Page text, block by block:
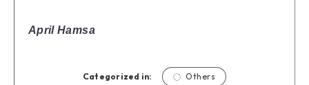
April Hamsa
Categorized in: Others